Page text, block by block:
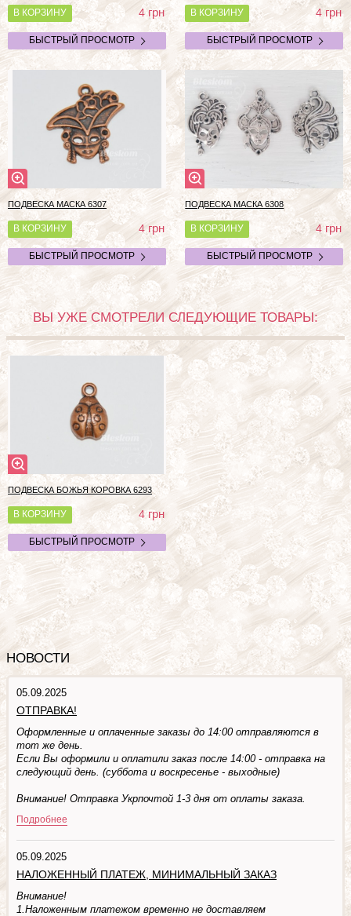
В КОРЗИНУ 4грн
БЫСТРЫЙ ПРОСМОТР
В КОРЗИНУ 4грн
БЫСТРЫЙ ПРОСМОТР
ПОДВЕСКА МАСКА 6307
В КОРЗИНУ 4грн
БЫСТРЫЙ ПРОСМОТР
ПОДВЕСКА МАСКА 6308
В КОРЗИНУ 4грн
БЫСТРЫЙ ПРОСМОТР
ВЫ УЖЕ СМОТРЕЛИ СЛЕДУЮЩИЕ ТОВАРЫ:
ПОДВЕСКА БОЖЬЯ КОРОВКА 6293
В КОРЗИНУ 4грн
БЫСТРЫЙ ПРОСМОТР
НОВОСТИ
05.09.2025
ОТПРАВКА!
Оформленные и оплаченные заказы до 14:00 отправляются в
тот же день.
Если Вы оформили и оплатили заказ после 14:00 - отправка на
следующий день. (суббота и воскресенье - выходные)
Внимание! Отправка Укрпочтой 1-3 дня от оплаты заказа.
Подробнее
05.09.2025
НАЛОЖЕННЫЙ ПЛАТЕЖ, МИНИМАЛЬНЫЙ ЗАКАЗ
Внимание!
1.Наложенным платежом временно не доставляем